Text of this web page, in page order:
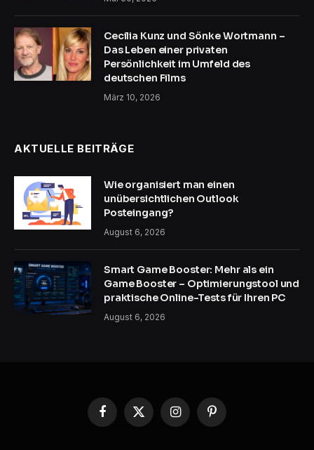
Cecilia Kunz und Sönke Wortmann –
Das Leben einer privaten
Persönlichkeit im Umfeld des
deutschen Films
März 10, 2026
AKTUELLE BEITRÄGE
Wie organisiert man einen
unübersichtlichen Outlook
Posteingang?
August 6, 2026
Smart Game Booster: Mehr als ein
Game Booster – Optimierungstool und
praktische Online-Tests für Ihren PC
August 6, 2026
Facebook
X
InstagramPinterest